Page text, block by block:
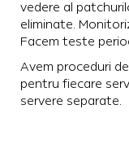
vedere al
eliminate.
Facem teste
Avem proceduri
pentru fiecare
servere separate.